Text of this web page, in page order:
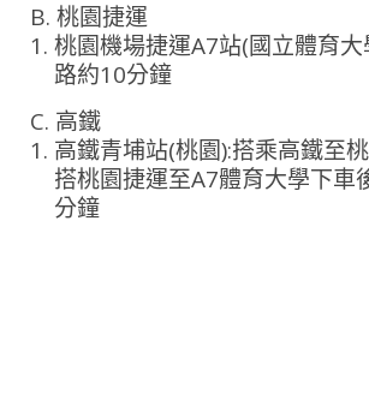
B. 桃園捷運
桃園機場捷運A7站(國立體育
路約10分鐘
C. 高鐵
高鐵青埔站(桃園):搭乘高鐵至
搭桃園捷運至A7體育大學下車
分鐘